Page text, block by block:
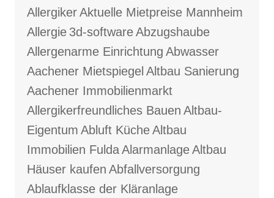
AllergikerAktuelle Mietpreise Mannheim
Allergie 3d-softwareAbzugshaube
Allergenarme Einrichtung Abwasser
Aachener Mietspiegel Altbau Sanierung
Aachener Immobilienmarkt
Allergikerfreundliches Bauen Altbau-
Eigentum Abluft KücheAltbau
Immobilien FuldaAlarmanlageAltbau
Häuser kaufen Abfallversorgung
Ablaufklasse der Kläranlage